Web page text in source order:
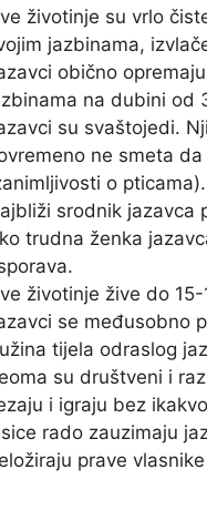
životinje su vrlo
jazbinama,
obično
na dubini od
su svaštojedi.
ne smeta
o pticama).
srodnik jazavca
trudna ženka
životinje žive do
se međusobno
tijela odraslog
su društveni i
i igraju bez
rado zauzimaju
prave